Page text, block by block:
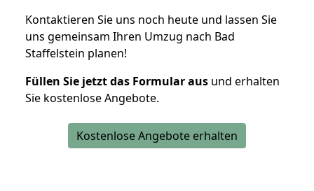
Kontaktieren Sie uns noch heute und lassen Sie
uns gemeinsam Ihren Umzug nach Bad
Staffelstein planen!
Füllen Sie jetzt das Formular aus und erhalten
Sie kostenlose Angebote.
Kostenlose Angebote erhalten